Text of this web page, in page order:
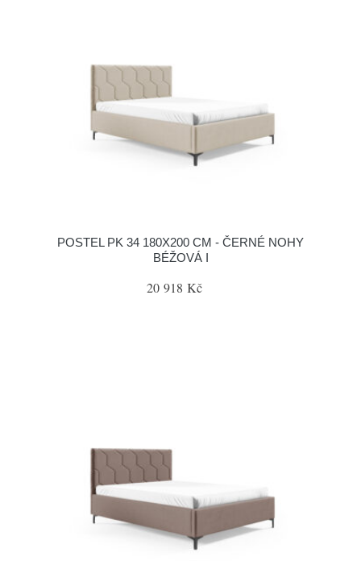
POSTEL PK 34 180X200 CM - ČERNÉ NOHY
BÉŽOVÁ I
20 918 Kč